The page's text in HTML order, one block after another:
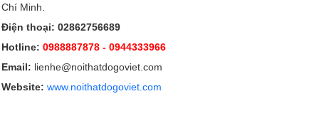
Chí Minh.
Điện thoại: 02862756689
Hotline:0988887878 - 0944333966
Email: lienhe@noithatdogoviet.com
Website: www.noithatdogoviet.com